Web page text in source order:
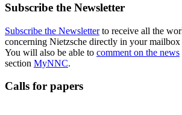
Subscribe the Newsletter
Subscribe the Newsletterto receive all the
concerning Nietzsche directly in your mailbox
You will also be able to comment on the news
section MyNNC.
Calls for papers